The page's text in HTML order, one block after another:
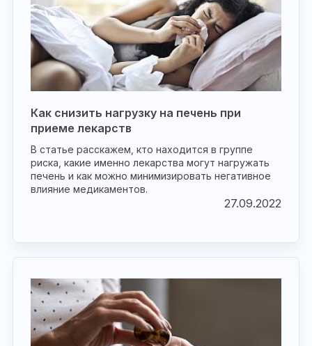
Как снизить нагрузку на печень при
приеме лекарств
В статье расскажем, кто находится в группе
риска, какие именно лекарства могут нагружать
печень и как можно минимизировать негативное
влияние медикаментов.
27.09.2022